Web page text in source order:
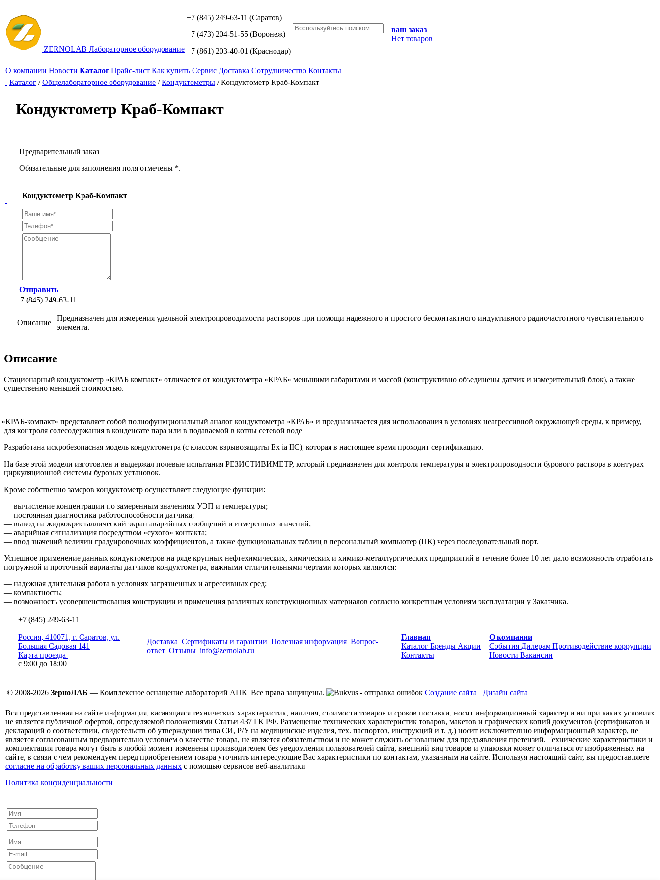
ZERNOLAB Лабораторное оборудование
+7 (845) 249-63-11 (Саратов)
+7 (473) 204-51-55 (Воронеж)
+7 (861) 203-40-01 (Краснодар)
ваш заказ
Нет товаров
О компании Новости Каталог Прайс-лист Как купить Сервис Доставка Сотрудничество Контакты
Каталог /Общелабораторное оборудование /Кондуктометры /Кондуктометр Краб-Компакт
Кондуктометр Краб-Компакт
Предварительный заказ
Обязательные для заполнения поля отмечены *.
Кондуктометр Краб-Компакт
Отправить
+7 (845) 249-63-11
Описание
Предназначен для измерения удельной электропроводимости растворов при помощи надежного и простого бесконтактного индуктивного радиочастотного чувствительного
элемента.
Описание
Стационарный кондуктометр «КРАБ компакт» отличается от кондуктометра «КРАБ» меньшими габаритами и массой (конструктивно объединены датчик и измерительный блок), а также
существенно меньшей стоимостью.
«КРАБ-компакт» представляет собой полнофункциональный аналог кондуктометра «КРАБ» и предназначается для использования в условиях неагрессивной окружающей среды, к примеру,
для контроля солесодержания в конденсате пара или в подаваемой в котлы сетевой воде.
Разработана искробезопасная модель кондуктометра (с классом взрывозащиты Ex ia IIC), которая в настоящее время проходит сертификацию.
На базе этой модели изготовлен и выдержал полевые испытания РЕЗИСТИВИМЕТР, который предназначен для контроля температуры и электропроводности бурового раствора в контурах
циркуляционной системы буровых установок.
Кроме собственно замеров кондуктометр осуществляет следующие функции:
— вычисление концентрации по замеренным значениям УЭП и температуры;
— постоянная диагностика работоспособности датчика;
— вывод на жидкокристаллический экран аварийных сообщений и измеренных значений;
— аварийная сигнализация посредством «сухого» контакта;
— ввод значений величин градуировочных коэффициентов, а также функциональных таблиц в персональный компьютер (ПК) через последовательный порт.
Успешное применение данных кондуктометров на ряде крупных нефтехимических, химических и химико-металлургических предприятий в течение более 10 лет дало возможность отработать
погружной и проточный варианты датчиков кондуктометра, важными отличительными чертами которых являются:
— надежная длительная работа в условиях загрязненных и агрессивных сред;
— компактность;
— возможность усовершенствования конструкции и применения различных конструкционных материалов согласно конкретным условиям эксплуатации у Заказчика.
+7 (845) 249-63-11
Россия, 410071, г. Саратов, ул.
Большая Садовая 141
Карта проезда
с 9:00 до 18:00
Доставка Сертификаты и гарантии Полезная информация Вопрос-
ответ Отзывы info@zernolab.ru
Главная
Каталог Бренды Акции
Контакты
О компании
События Дилерам Противодействие коррупции
Новости Вакансии
© 2008-2026 ЗерноЛАБ — Комплексное оснащение лабораторий АПК. Все права защищены. Создание сайта Дизайн сайта
Вся представленная на сайте информация, касающаяся технических характеристик, наличия, стоимости товаров и сроков поставки, носит информационный характер и ни при каких условиях
не является публичной офертой, определяемой положениями Статьи 437 ГК РФ. Размещение технических характеристик товаров, макетов и графических копий документов (сертификатов и
деклараций о соответствии, свидетельств об утверждении типа СИ, Р/У на медицинские изделия, тех. паспортов, инструкций и т. д.) носит исключительно информационный характер, не
является согласованным предварительно условием о качестве товара, не является обязательством и не может служить основанием для предъявления претензий. Технические характеристики и
комплектация товара могут быть в любой момент изменены производителем без уведомления пользователей сайта, внешний вид товаров и упаковки может отличаться от изображенных на
сайте, в связи с чем рекомендуем перед приобретением товара уточнить интересующие Вас характеристики по контактам, указанным на сайте. Используя настоящий сайт, вы предоставляете
согласие на обработку ваших персональных данных с помощью сервисов веб-аналитики
Политика конфиденциальности